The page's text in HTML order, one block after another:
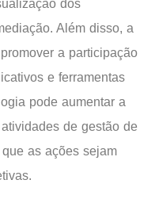
dos
Além disso, a
a participação
e ferramentas
pode aumentar a
de gestão de
as ações sejam